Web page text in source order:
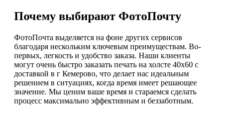
Почему выбирают ФотоПочту
ФотоПочта выделяется на фоне других сервисов
благодаря нескольким ключевым преимуществам. Во-
первых, легкость и удобство заказа. Наши клиенты
могут очень быстро заказать печать на холсте 40х60 с
доставкой в г Кемерово, что делает нас идеальным
решением в ситуациях, когда время имеет решающее
значение. Мы ценим ваше время и стараемся сделать
процесс максимально эффективным и беззаботным.